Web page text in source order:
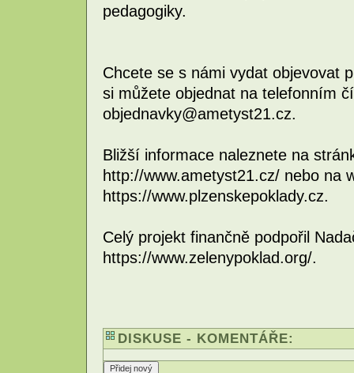
pedagogiky.
Chcete se s námi vydat objevovat
si můžete objednat na telefonním
objednavky@ametyst21.cz.
Bližší informace naleznete na
http://www.ametyst21.cz/ nebo na
https://www.plzenskepoklady.cz.
Celý projekt finančně podpořil
https://www.zelenypoklad.org/.
DISKUSE - KOMENTÁŘE: